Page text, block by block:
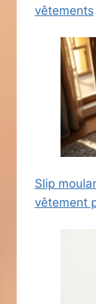
vêtements
Slip
vêtement